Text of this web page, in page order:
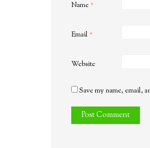
Name *
Email *
Website
Save my name, email,